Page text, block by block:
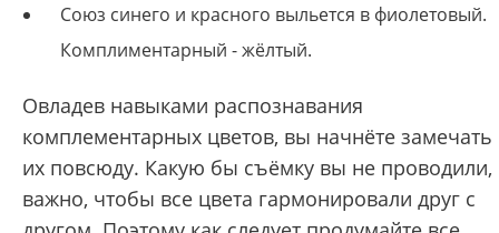
Союз синего и красного выльется в фиолетовый.
Комплиментарный - жёлтый.
Овладев навыками распознавания
комплементарных цветов, вы начнёте замечать
их повсюду. Какую бы съёмку вы не проводили,
важно, чтобы все цвета гармонировали друг с